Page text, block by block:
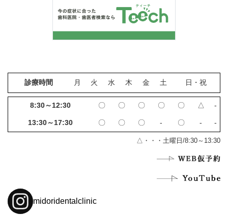
診療時間 月 火 水 木 金 土 日・祝
8:30～12:30 〇 〇 〇 〇 〇 △ ‐
13:30～17:30 〇 〇 〇 ‐ 〇 ‐ ‐
△・・・土曜日/8:30～13:30
midoridentalclinic